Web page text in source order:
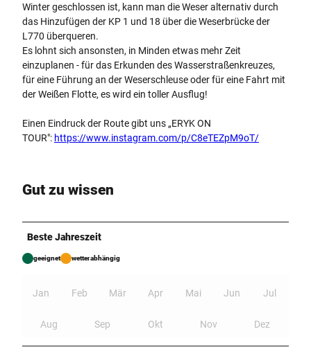
Winter geschlossen ist, kann man die Weser alternativ durch
das Hinzufügen der KP 1 und 18 über die Weserbrücke der
L770 überqueren.
Es lohnt sich ansonsten, in Minden etwas mehr Zeit
einzuplanen - für das Erkunden des Wasserstraßenkreuzes,
für eine Führung an der Weserschleuse oder für eine Fahrt mit
der Weißen Flotte, es wird ein toller Ausflug!
Einen Eindruck der Route gibt uns „ERYK ON
TOUR": https://www.instagram.com/p/C8eTEZpM9oT/
Gut zu wissen
Beste Jahreszeit
geeignet wetterabhängig
Jan Feb Mär Apr Mai Jun Jul
Aug Sep Okt Nov Dez